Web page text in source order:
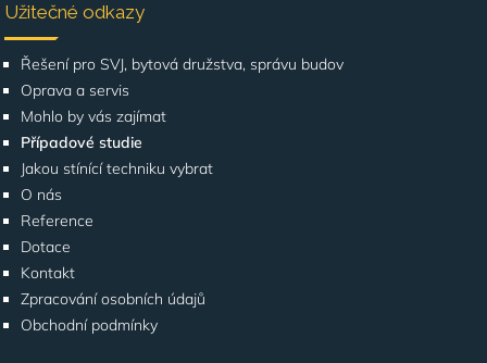
Užitečné odkazy
Řešení pro SVJ, bytová družstva, správu budov
Oprava a servis
Mohlo by vás zajímat
Případové studie
Jakou stínící techniku vybrat
O nás
Reference
Dotace
Kontakt
Zpracování osobních údajů
Obchodní podmínky